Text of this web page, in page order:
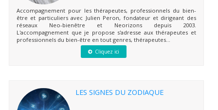
Accompagnement pour les thérapeutes, professionnels du bien-
être et particuliers avec Julien Peron, fondateur et dirigeant des
réseaux Neo-bienêtre et Neorizons depuis 2003.
L'accompagnement que je propose s'adresse aux thérapeutes et
professionnels du bien-être en tout genres, thérapeutes...
Cliquez ici
LES SIGNES DU ZODIAQUE